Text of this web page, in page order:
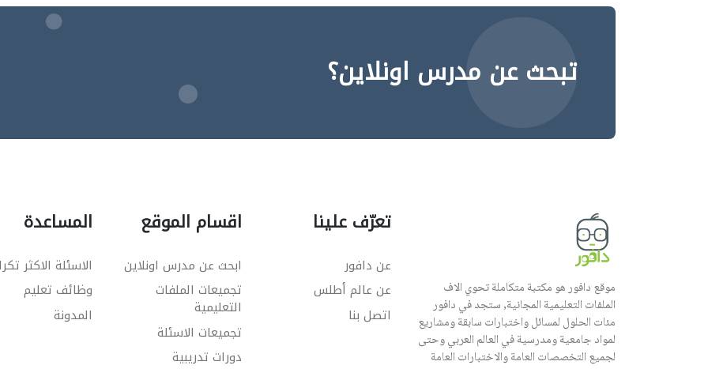
تبحث عن مدرس اونلاين؟
موقع دافور هو مكتبة متكاملة تحوي الاف
الملفات التعليمية المجانية, ستجد في دافور
مئات الحلول لمسائل واختبارات سابقة ومشاريع
لمواد جامعية ومدرسية في العالم العربي وحتى
لجميع التخصصات العامة والاختبارات العامة
تعرّف علينا
عن دافور
عن عالم أطلس
اتصل بنا
اقسام الموقع
ابحث عن مدرس اونلاين
تجميعات الملفات
التعليمية
تجميعات الاسئلة
دورات تدريبية
المساعدة
الاسئلة الاكثر
وظائف تعليم
المدونة